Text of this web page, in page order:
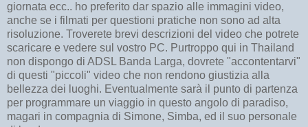
giornata ecc.. ho preferito dar spazio alle immagini video,
anche se i filmati per questioni pratiche non sono ad alta
risoluzione. Troverete brevi descrizioni del video che potrete
scaricare e vedere sul vostro PC. Purtroppo qui in Thailand
non dispongo di ADSL Banda Larga, dovrete "accontentarvi"
di questi "piccoli" video che non rendono giustizia alla
bellezza dei luoghi. Eventualmente sarà il punto di partenza
per programmare un viaggio in questo angolo di paradiso,
magari in compagnia di Simone, Simba, ed il suo personale